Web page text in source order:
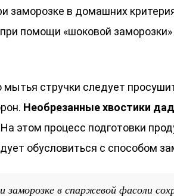
заморозке в домашних
помощи «шоковой
мытья стручки следует
Необрезанные хвостики
На этом процесс подготовки
обусловиться с способом
заморозке в спаржевой фасоли